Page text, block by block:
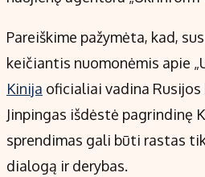
Pareiškime pažymėta, kad,
keičiantis nuomonėmis apie
Kinija oficialiai vadina Rusijos
Jinpingas išdėstė pagrindinę
sprendimas gali būti rastas
dialogą ir derybas.